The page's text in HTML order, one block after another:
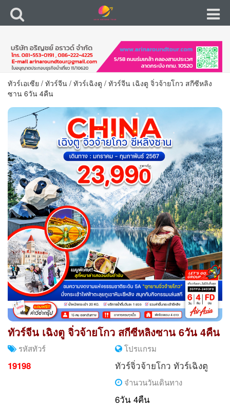
ทัวร์เอเซีย / ทัวร์จีน / ทัวร์เฉิงตู / ทัวร์จีน เฉิงตู จิ่วจ้ายโกว สกีซีหลิง
ซาน 6วัน 4คืน
ทัวร์จีน เฉิงตู จิ่วจ้ายโกว สกีซีหลิงซาน 6วัน 4คืน
รหัสทัวร์
19198
โปรแกรม
ทัวร์จิ่วจ้ายโกว ทัวร์เฉิงตู
จำนวนวันเดินทาง
6วัน 4คืน